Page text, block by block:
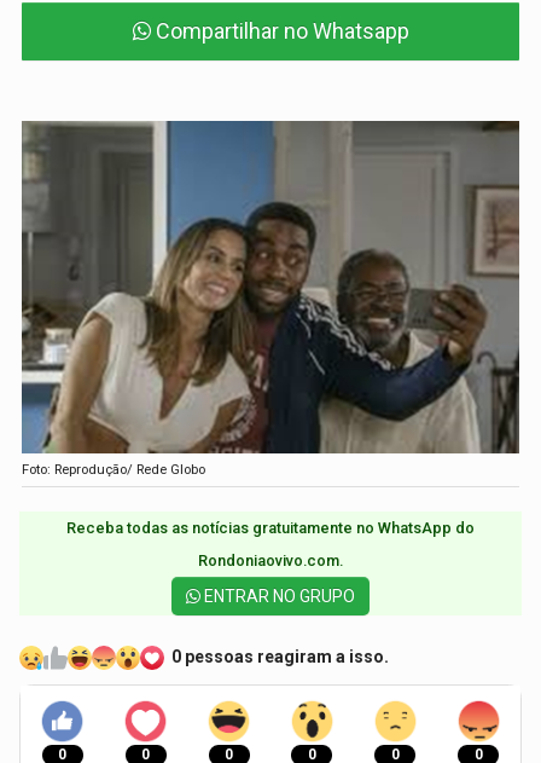
Compartilhar no Whatsapp
Foto: Reprodução/ Rede Globo
Receba todas as notícias gratuitamente no WhatsApp do
Rondoniaovivo.com.​
ENTRAR NO GRUPO
0 pessoas reagiram a isso.
0 0 0 0 0 0